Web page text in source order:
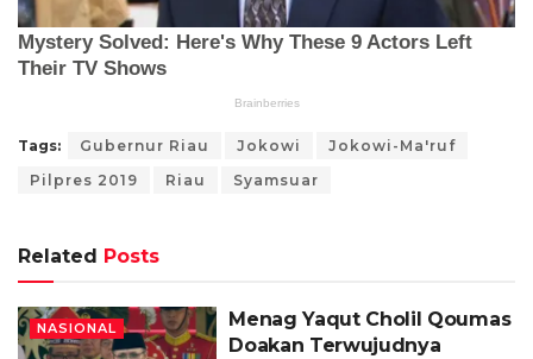
Tags: Gubernur Riau Jokowi
Jokowi-Ma'ruf
Pilpres 2019
Riau Syamsuar
Related Posts
NASIONAL
Menag Yaqut Cholil Qoumas
Doakan Terwujudnya